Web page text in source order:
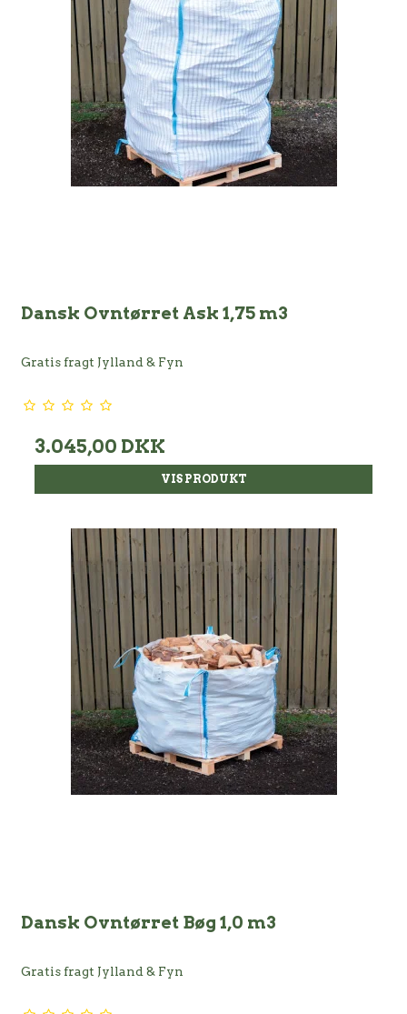
Dansk Ovntørret Ask 1,75 m3
Gratis fragt Jylland & Fyn
3.045,00 DKK
VIS PRODUKT
Dansk Ovntørret Bøg 1,0 m3
Gratis fragt Jylland & Fyn